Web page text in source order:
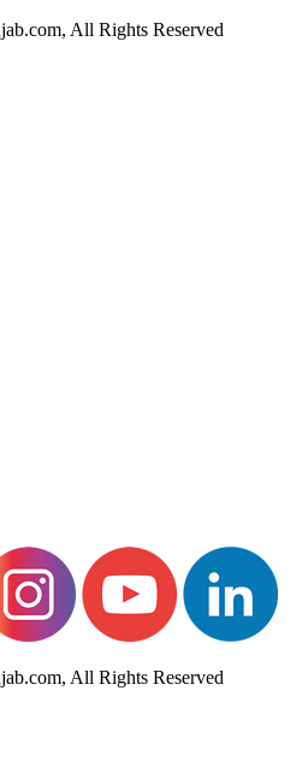
All Rights Reserved
All Rights Reserved